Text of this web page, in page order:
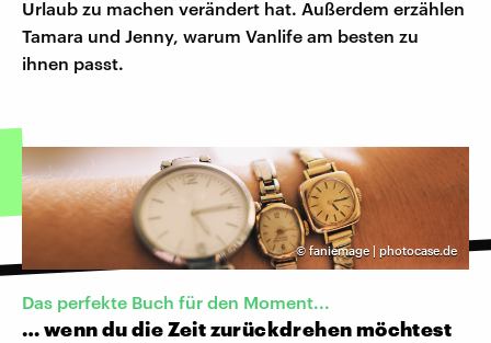
Urlaub zu machen verändert hat. Außerdem erzählen
Tamara und Jenny, warum Vanlife am besten zu
ihnen passt.
©faniemage | photocase.de
Das perfekte Buch für den Moment...
… wenn du die Zeit zurückdrehen möchtest